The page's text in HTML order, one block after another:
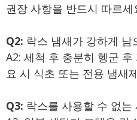
권장 사항을 반드시 따르세
Q2: 락스 냄새가 강하게 남
A2: 세척 후 충분히 헹군
요 시 식초 또는 전용 냄새
Q3: 락스를 사용할 수 없는